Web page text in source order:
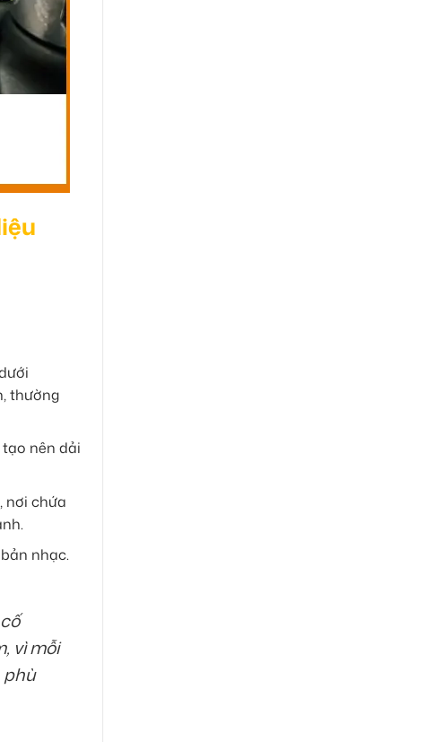
thường
nên dải
nơi chứa
nhạc.
vì mỗi
phù